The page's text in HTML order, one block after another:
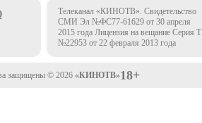
Телеканал «КИНОТВ». Свидетельство
СМИ Эл №ФС77-61629 от 30 апреля
2015 года Лицензия на вещание Серия
№22953 от 22 февраля 2013 года
защищены © 2026 «КИНОТВ»18+